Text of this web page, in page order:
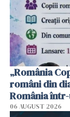
„România
români din
România
06 AUGUST 2026